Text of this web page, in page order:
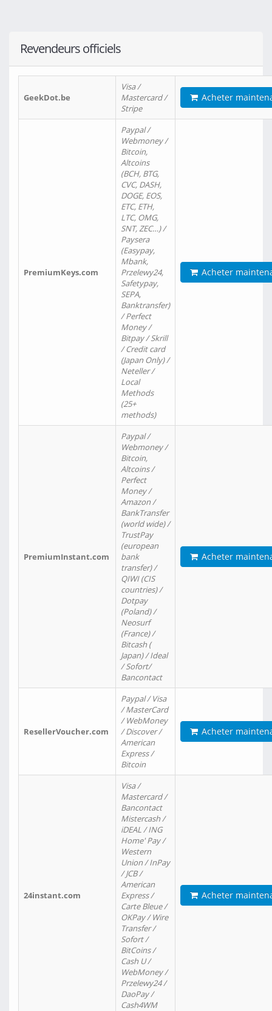
Revendeurs officiels
GeekDot.be
Visa /
Mastercard /
Stripe
Acheter
PremiumKeys.com
Paypal /
Webmoney /
Bitcoin,
Altcoins
(BCH, BTG,
CVC, DASH,
DOGE, EOS,
ETC, ETH,
LTC, OMG,
SNT, ZEC…) /
Paysera
(Easypay,
Mbank,
Przelewy24,
Safetypay,
SEPA,
Banktransfer)
/ Perfect
Money /
Bitpay / Skrill
/ Credit card
(Japan Only) /
Neteller /
Local
Methods
(25+
methods)
Acheter
PremiumInstant.com
Paypal /
Webmoney /
Bitcoin,
Altcoins /
Perfect
Money /
Amazon /
BankTransfer
(world wide) /
TrustPay
(european
bank
transfer) /
QIWI (CIS
countries) /
Dotpay
(Poland) /
Neosurf
(France) /
Bitcash (
Japan) / Ideal
/ Sofort/
Bancontact
Acheter
ResellerVoucher.com
Paypal / Visa
/ MasterCard
/ WebMoney
/ Discover /
American
Express /
Bitcoin
Acheter
24instant.com
Visa /
Mastercard /
Bancontact
Mistercash /
iDEAL / ING
Home' Pay /
Western
Union / InPay
/ JCB /
American
Express /
Carte Bleue /
OKPay / Wire
Transfer /
Sofort /
BitCoins /
Cash U /
WebMoney /
Przelewy24 /
DaoPay /
Cash4WM
Acheter